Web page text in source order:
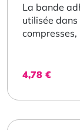
La bande
utilisée
compresses,
4,78 €